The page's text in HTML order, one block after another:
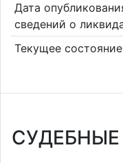
Дата
сведений о
Текущее состояние